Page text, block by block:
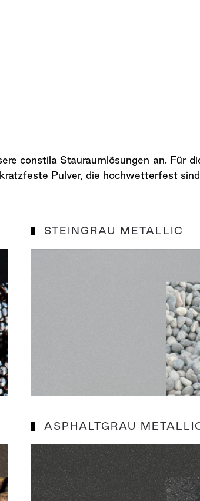
constila Stauraumlösungen an. Für
Pulver, die hochwetterfest
STEINGRAU METALLIC
ASPHALTGRAU